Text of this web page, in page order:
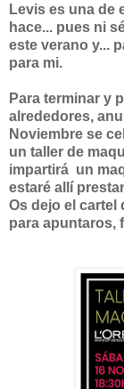
Levis es una de
hace... pues ni
este verano y...
para mi.
Para terminar y
alrededores,
Noviembre se
un taller de
impartirá un
estaré allí
Os dejo el cartel
para apuntaros,